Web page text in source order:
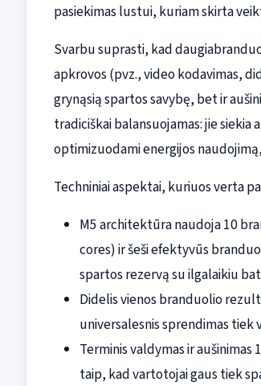
pasiekimas lustui, kuriam skirta
Svarbu suprasti, kad
apkrovos (pvz., video kodavimas,
grynąsią spartos savybę, bet ir
tradiciškai balansuojamas: jie
optimizuodami energijos
Techniniai aspektai, kuriuos verta
M5 architektūra naudoja 10
cores) ir šeši efektyvūs
spartos rezervą su ilgalaikiu
Didelis vienos branduolio
universalesnis sprendimas
Terminis valdymas ir
taip, kad vartotojai gaus tiek